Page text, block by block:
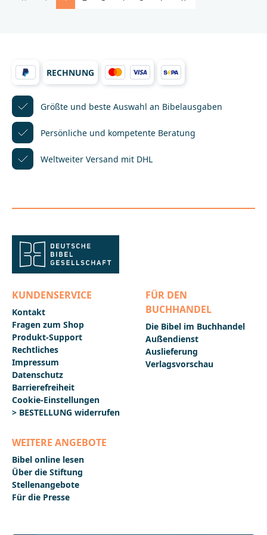
arbeitete sie als Lektorin bei der Deutschen
seinem Grafikstudium zunächst für eine
Werbeagentur in Frankfurt. Heute lebt er zusammen
mit seiner Frau und zwei Töchtern bei Heidelberg,
wo er als freier Illustrator und Grafiker mit dem
Schwerpunkt Kinderbuch
arbeitet.__________________________________________________
___________Bei Fragen zur Produktsicherheit wenden
Sie sich bitte an:Deutsche BibelgesellschaftBalinger
Str. 31 A70567 Stuttgartproduktsicherheit@dbg.de
RECHNUNG
Größte und beste Auswahl an Bibelausgaben
Persönliche und kompetente Beratung
Weltweiter Versand mit DHL
KUNDENSERVICE
Kontakt
Fragen zum Shop
Produkt-Support
Rechtliches
Impressum
Datenschutz
Barrierefreiheit
Cookie-Einstellungen
> BESTELLUNG widerrufen
FÜR DEN
BUCHHANDEL
Die Bibel im Buchhandel
Außendienst
Auslieferung
Verlagsvorschau
WEITERE ANGEBOTE
Bibel online lesen
Über die Stiftung
Stellenangebote
Für die Presse